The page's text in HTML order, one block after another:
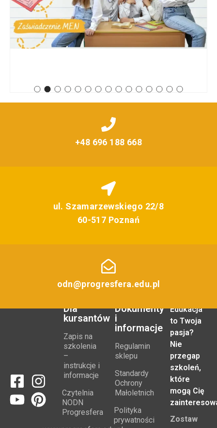
+48 696 188 668
ul. Szamarzewskiego 22/8
60-517 Poznań
odn@progresfera.edu.pl
Dla
kursantów
Zapis na
szkolenia
–
instrukcje i
informacje
Czytelnia
NODN
Progresfera
Dokumenty
i
informacje
Regulamin
sklepu
Standardy
Ochrony
Małoletnich
Polityka
prywatności
Edukacja
to Twoja
pasja?
Nie
przegap
szkoleń,
które
mogą Cię
Zostaw